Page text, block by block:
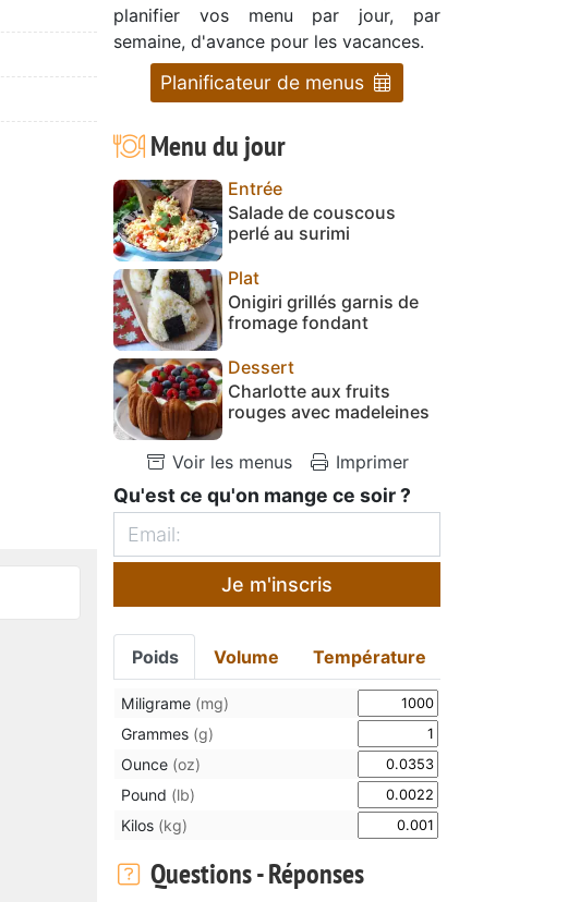
planifier vos menu par jour, par
semaine, d'avance pour les vacances.
Planificateur de menus
Menu du jour
Entrée
Salade de couscous
perlé au surimi
Plat
Onigiri grillés garnis de
fromage fondant
Dessert
Charlotte aux fruits
rouges avec madeleines
Voir les menus Imprimer
Qu'est ce qu'on mange ce soir ?
Je m'inscris
Poids Volume Température
Miligrame (mg)
Grammes (g)
Ounce (oz)
Pound (lb)
Kilos (kg)
Questions - Réponses